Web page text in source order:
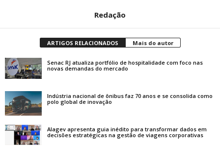
Redação
ARTIGOS RELACIONADOS Mais do autor
Senac RJ atualiza portfólio de hospitalidade com foco nas
novas demandas do mercado
Indústria nacional de ônibus faz 70 anos e se consolida como
polo global de inovação
Alagev apresenta guia inédito para transformar dados em
decisões estratégicas na gestão de viagens corporativas